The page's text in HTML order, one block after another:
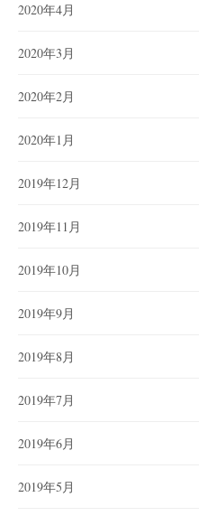
2020年4月
2020年3月
2020年2月
2020年1月
2019年12月
2019年11月
2019年10月
2019年9月
2019年8月
2019年7月
2019年6月
2019年5月